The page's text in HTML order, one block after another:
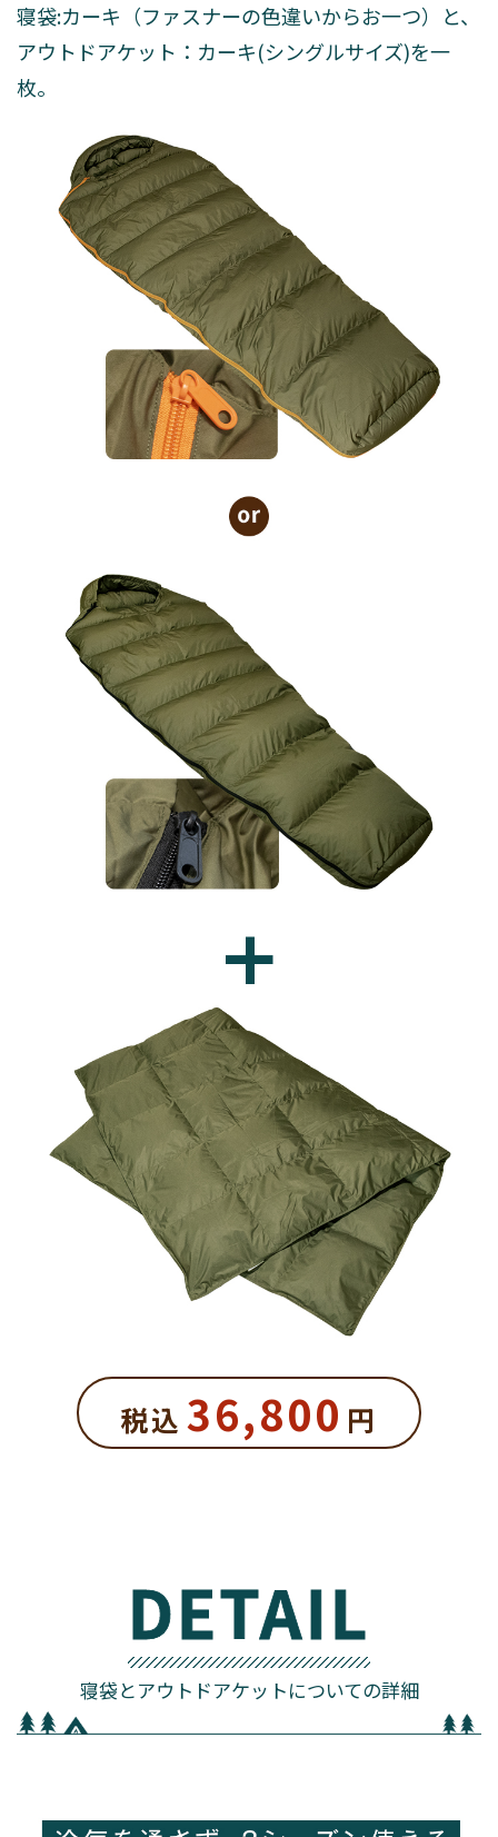
寝袋:カーキ（ファスナーの色違いからお一つ）と、
アウトドアケット：カーキ(シングルサイズ)を一
枚。
税込 36,800 円
DETAIL
寝袋とアウトドアケットについての詳細